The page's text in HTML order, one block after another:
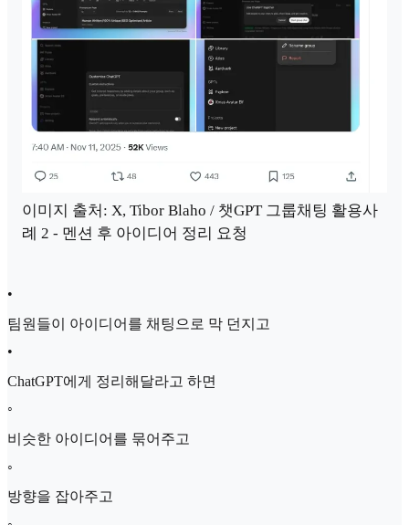
이미지 출처: X, Tibor Blaho / 챗GPT 그룹채팅 활용사
례 2 - 멘션 후 아이디어 정리 요청
•
팀원들이 아이디어를 채팅으로 막 던지고
•
ChatGPT에게 정리해달라고 하면
◦
비슷한 아이디어를 묶어주고
◦
방향을 잡아주고